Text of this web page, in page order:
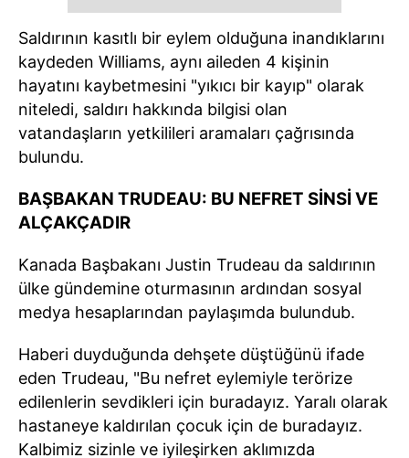
Saldırının kasıtlı bir eylem olduğuna inandıklarını
kaydeden Williams, aynı aileden 4 kişinin
hayatını kaybetmesini "yıkıcı bir kayıp" olarak
niteledi, saldırı hakkında bilgisi olan
vatandaşların yetkilileri aramaları çağrısında
bulundu.
BAŞBAKAN TRUDEAU: BU NEFRET SİNSİ VE
ALÇAKÇADIR
Kanada Başbakanı Justin Trudeau da saldırının
ülke gündemine oturmasının ardından sosyal
medya hesaplarından paylaşımda bulundub.
Haberi duyduğunda dehşete düştüğünü ifade
eden Trudeau, "Bu nefret eylemiyle terörize
edilenlerin sevdikleri için buradayız. Yaralı olarak
hastaneye kaldırılan çocuk için de buradayız.
Kalbimiz sizinle ve iyileşirken aklımızda